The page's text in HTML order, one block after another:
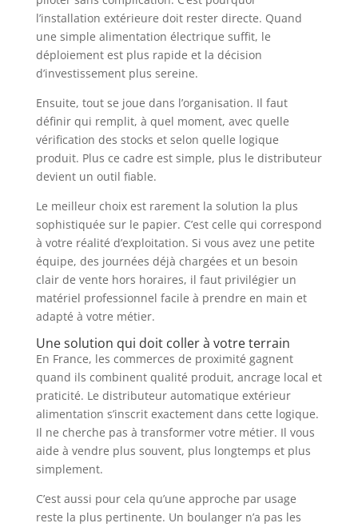
l’installation extérieure doit rester directe. Quand
une simple alimentation électrique suffit, le
déploiement est plus rapide et la décision
d’investissement plus sereine.
Ensuite, tout se joue dans l’organisation. Il faut
définir qui remplit, à quel moment, avec quelle
vérification des stocks et selon quelle logique
produit. Plus ce cadre est simple, plus le distributeur
devient un outil fiable.
Le meilleur choix est rarement la solution la plus
sophistiquée sur le papier. C’est celle qui correspond
à votre réalité d’exploitation. Si vous avez une petite
équipe, des journées déjà chargées et un besoin
clair de vente hors horaires, il faut privilégier un
matériel professionnel facile à prendre en main et
adapté à votre métier.
Une solution qui doit coller à votre terrain
En France, les commerces de proximité gagnent
quand ils combinent qualité produit, ancrage local et
praticité. Le distributeur automatique extérieur
alimentation s’inscrit exactement dans cette logique.
Il ne cherche pas à transformer votre métier. Il vous
aide à vendre plus souvent, plus longtemps et plus
simplement.
C’est aussi pour cela qu’une approche par usage
reste la plus pertinente. Un boulanger n’a pas les